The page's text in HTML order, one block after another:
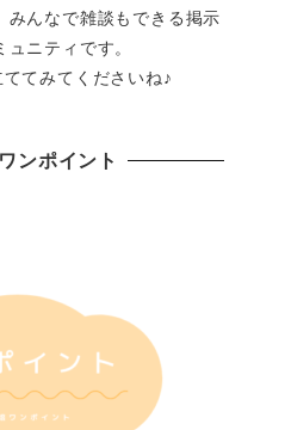
みんなで雑談もできる掲示
ニティです。
てみてくださいね♪
ンポイント